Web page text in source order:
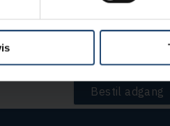
Bestil adgang